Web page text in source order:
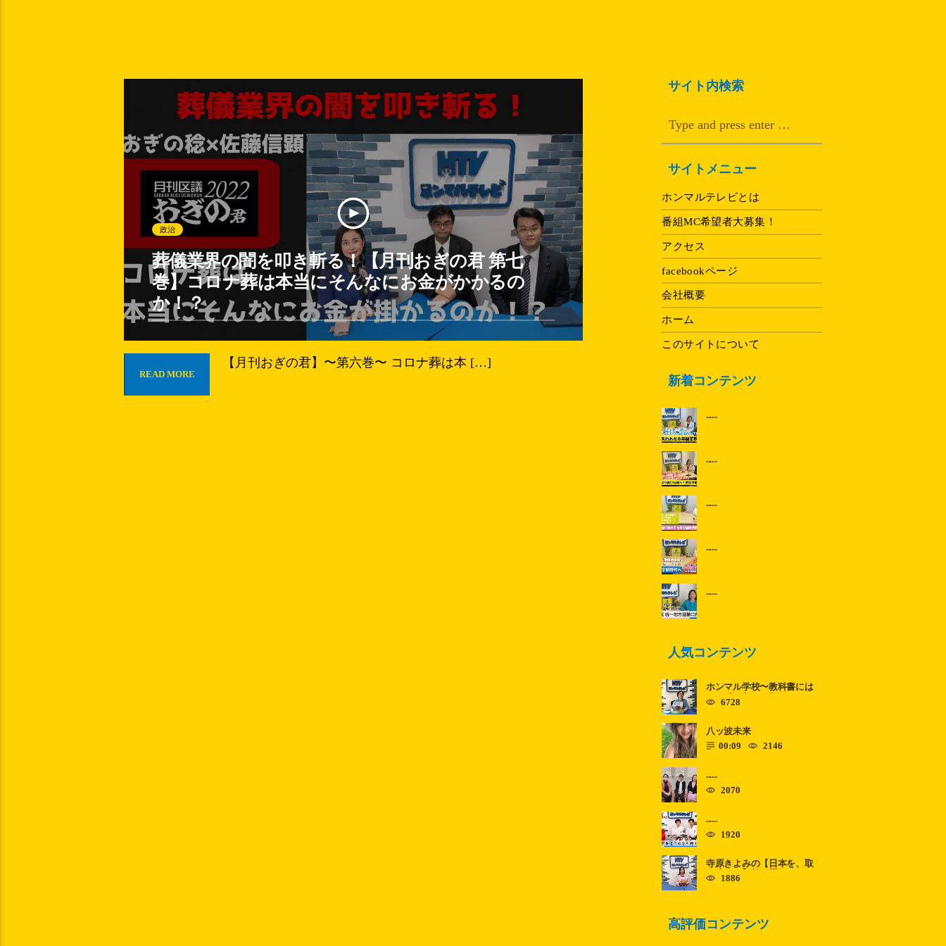
政治
葬儀業界の闇を叩き斬る！【月刊おぎの君 第七
巻】コロナ葬は本当にそんなにお金がかかるの
か！？
READ MORE
【月刊おぎの君】〜第六巻〜 コロナ葬は本 […]
サイト内検索
サイトメニュー
ホンマルテレビとは
番組MC希望者大募集！
アクセス
facebookページ
会社概要
ホーム
このサイトについて
新着コンテンツ
......
......
......
......
......
人気コンテンツ
ホンマル学校〜教科書には
のっていないこと〜 ......
6728
八ッ波未来
00:09
2146
......
2070
......
1920
寺原きよみの【日本を、取
り戻す！】第11回
1886
高評価コンテンツ